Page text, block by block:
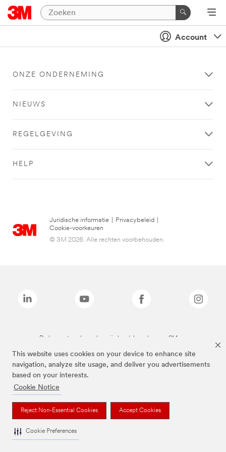
This website uses cookies on your device to enhance site
navigation, analyze site usage, and deliver you advertisements
based on your interests.
Cookie Notice
Reject Non-Essential Cookies Accept Cookies
Cookie Preferences
Account
ONZE ONDERNEMING
NIEUWS
REGELGEVING
HELP
Juridische informatie Privacybeleid
Cookie-voorkeuren
© 3M 2026. Alle rechten voorbehouden.
De bovenstaande merken zijn handelsmerken van 3M.we